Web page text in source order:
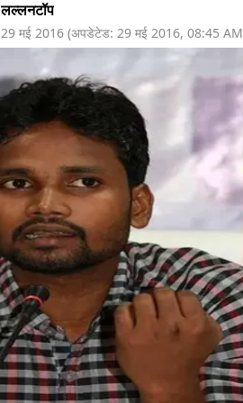
लल्लनटॉप
29 मई 2016 (अपडेटेड: 29 मई 2016, 08:45 AM